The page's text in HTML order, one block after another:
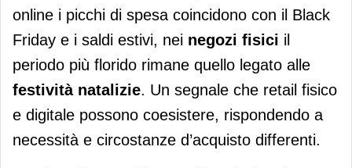
online i picchi di spesa coincidono con il Black
Friday e i saldi estivi, nei negozi fisici il
periodo più florido rimane quello legato alle
festività natalizie. Un segnale che retail fisico
e digitale possono coesistere, rispondendo a
necessità e circostanze d’acquisto differenti.